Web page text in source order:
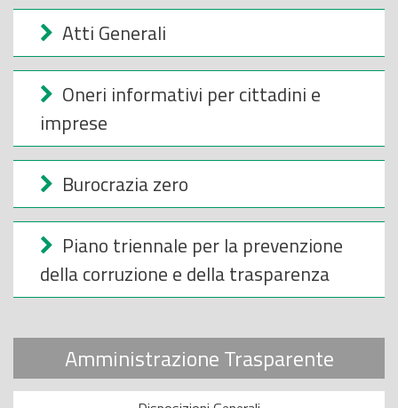
Atti Generali
Oneri informativi per cittadini e
imprese
Burocrazia zero
Piano triennale per la prevenzione
della corruzione e della trasparenza
Amministrazione Trasparente